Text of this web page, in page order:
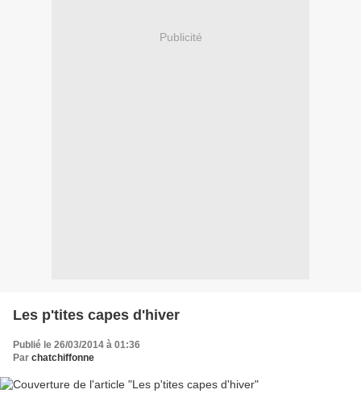
Publicité
Les p'tites capes d'hiver
Publié le 26/03/2014 à 01:36
Par chatchiffonne